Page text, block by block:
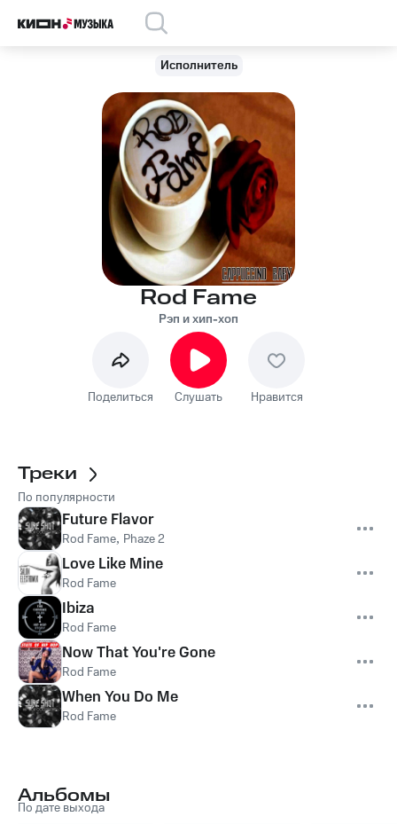
Исполнитель
Rod Fame
Рэп и хип-хоп
Поделиться Слушать Нравится
Треки
По популярности
Future Flavor
Rod Fame, Phaze 2
Love Like Mine
Rod Fame
Ibiza
Rod Fame
Now That You're Gone
Rod Fame
When You Do Me
Rod Fame
Альбомы
По дате выхода